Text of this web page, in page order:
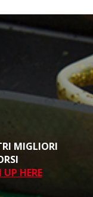
MIGLIORI
HERE